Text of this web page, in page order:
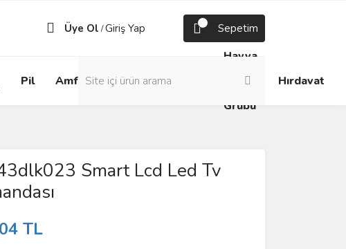
Üye Ol /Giriş Yap Sepetim
Pil Amfi
Box
Prizler
Havya
Lehim
Grubu
Hırdavat
Smart Lcd Led Tv
TL